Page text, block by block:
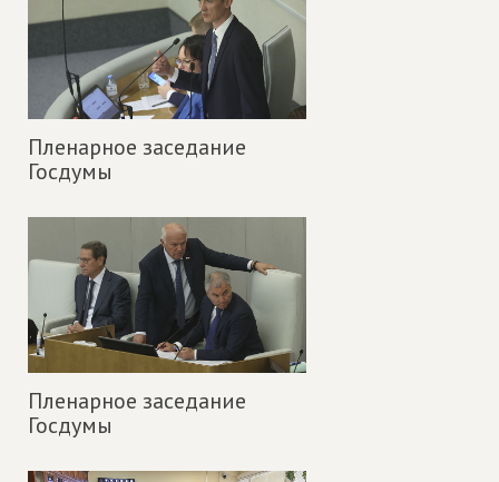
Пленарное заседание
Госдумы
Пленарное заседание
Госдумы